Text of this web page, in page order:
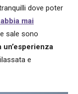
dove poter
mai
sale sono
e